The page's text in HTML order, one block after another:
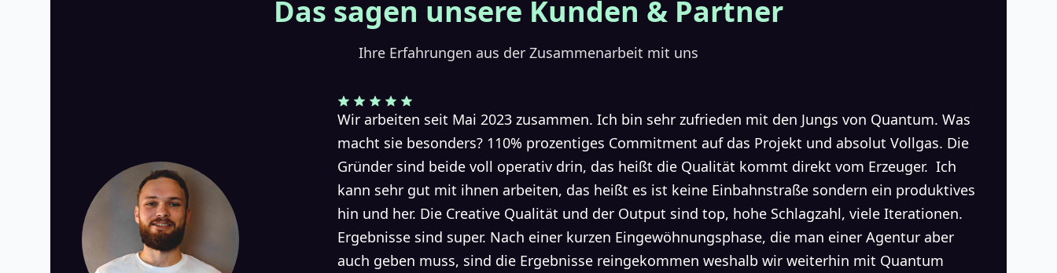
Das sagen unsere Kunden & Partner
Ihre Erfahrungen aus der Zusammenarbeit mit uns
Wir arbeiten seit Mai 2023 zusammen. Ich bin sehr zufrieden mit den Jungs von Quantum. Was
macht sie besonders? 110% prozentiges Commitment auf das Projekt und absolut Vollgas. Die
Gründer sind beide voll operativ drin, das heißt die Qualität kommt direkt vom Erzeuger. Ich
kann sehr gut mit ihnen arbeiten, das heißt es ist keine Einbahnstraße sondern ein produktives
hin und her. Die Creative Qualität und der Output sind top, hohe Schlagzahl, viele Iterationen.
Ergebnisse sind super. Nach einer kurzen Eingewöhnungsphase, die man einer Agentur aber
auch geben muss, sind die Ergebnisse reingekommen weshalb wir weiterhin mit Quantum